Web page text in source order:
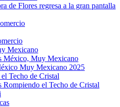
de Flores regresa a la gran pantalla
Mexicano
México, Muy Mexicano
Muy Mexicano 2025
Techo de Cristal
Rompiendo el Techo de Cristal